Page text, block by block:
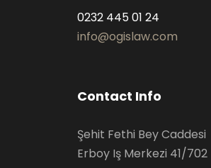
0232 445 01 24
info@ogislaw.com
Contact Info
Şehit Fethi Bey Caddesi
Erboy Iş Merkezi 41/702